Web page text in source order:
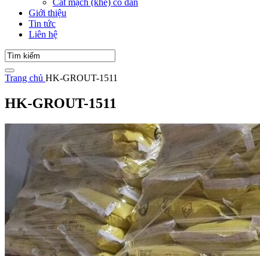
Cắt mạch (khe) co dãn
Giới thiệu
Tin tức
Liên hệ
Trang chủ HK-GROUT-1511
HK-GROUT-1511